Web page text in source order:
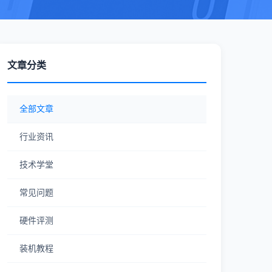
文章分类
全部文章
行业资讯
技术学堂
常见问题
硬件评测
装机教程